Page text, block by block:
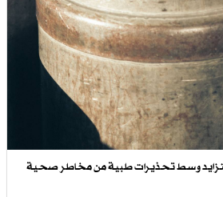
يتزايد وسط تحذيرات طبية من مخاطر صحية